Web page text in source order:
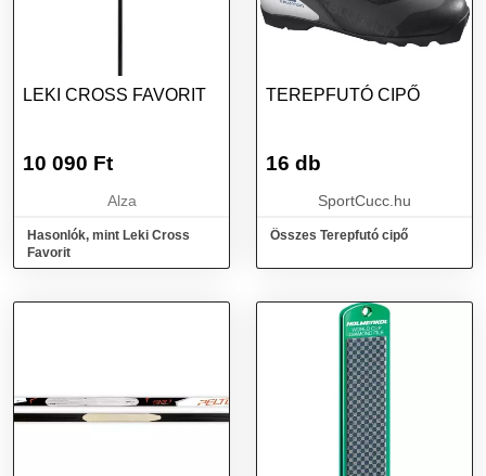
LEKI CROSS FAVORIT
10 090 Ft
Alza
Hasonlók, mint Leki Cross
Favorit
TEREPFUTÓ CIPŐ
16 db
SportCucc.hu
Összes Terepfutó cipő